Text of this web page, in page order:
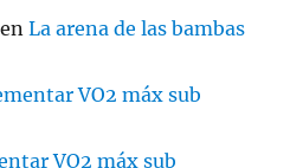
enLa arena de las bambas
VO2 máx sub
VO2 máx sub